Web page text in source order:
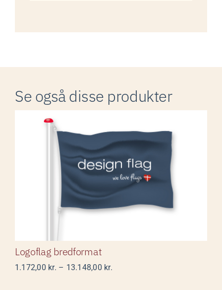
Se også disse produkter
Logoflag bredformat
Logoflag bredformat
1.172,00 kr. – 13.148,00 kr.